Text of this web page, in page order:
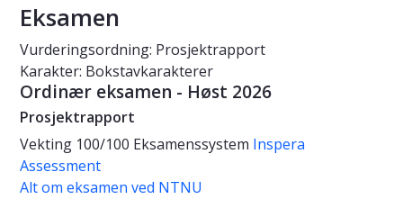
Eksamen
Vurderingsordning: Prosjektrapport
Karakter: Bokstavkarakterer
Ordinær eksamen - Høst 2026
Prosjektrapport
Vekting 100/100 Eksamenssystem Inspera
Assessment
Alt om eksamen ved NTNU